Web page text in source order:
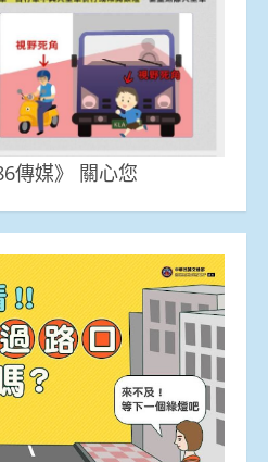
傳媒》 關心您